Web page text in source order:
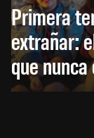
Primera
extrañar:
que